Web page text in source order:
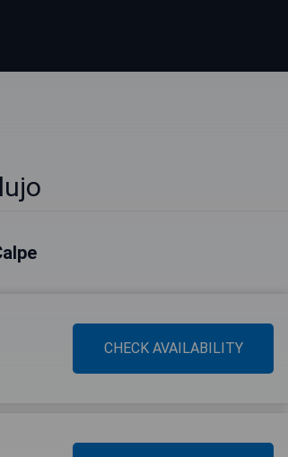
CHECK AVAILABILITY